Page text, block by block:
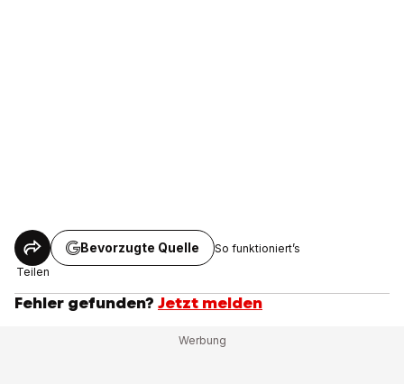
Teilen
Bevorzugte Quelle So funktioniert’s
Fehler gefunden? Jetzt melden